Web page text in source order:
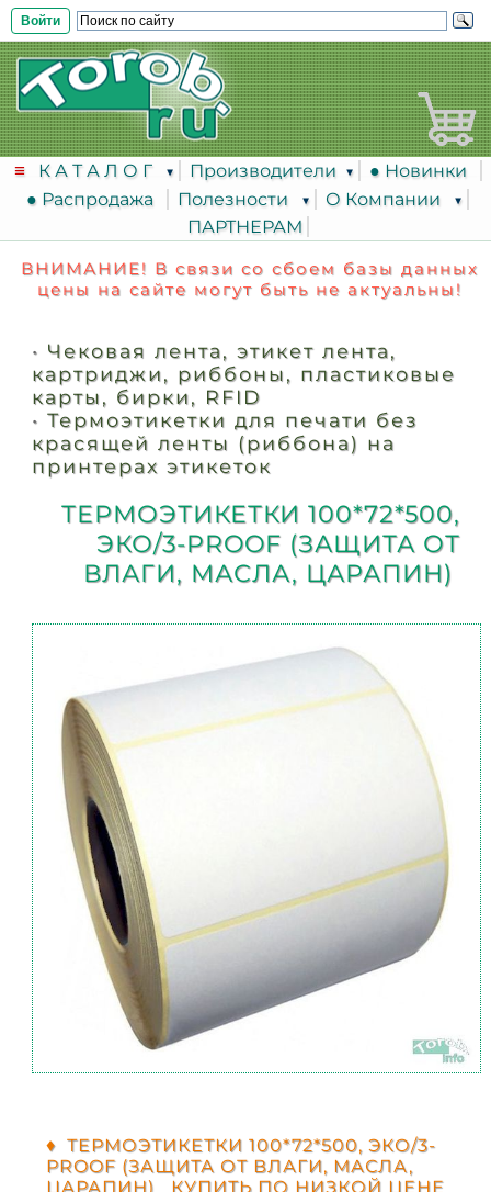
Войти
К А Т А Л О Г Производители
● Новинки
● Распродажа
Полезности
О Компании
ПАРТНЕРАМ
ВНИМАНИЕ! В связи со сбоем базы данных
цены на сайте могут быть не актуальны!
• Чековая лента, этикет лента,
картриджи, риббоны, пластиковые
карты, бирки, RFID
•Термоэтикетки для печати без
красящей ленты (риббона) на
принтерах этикеток
ТЕРМОЭТИКЕТКИ 100*72*500,
ЭКО/3-PROOF (ЗАЩИТА ОТ
ВЛАГИ, МАСЛА, ЦАРАПИН)
♦ ТЕРМОЭТИКЕТКИ 100*72*500, ЭКО/3-
PROOF (ЗАЩИТА ОТ ВЛАГИ, МАСЛА,
ЦАРАПИН) КУПИТЬ ПО НИЗКОЙ ЦЕНЕ